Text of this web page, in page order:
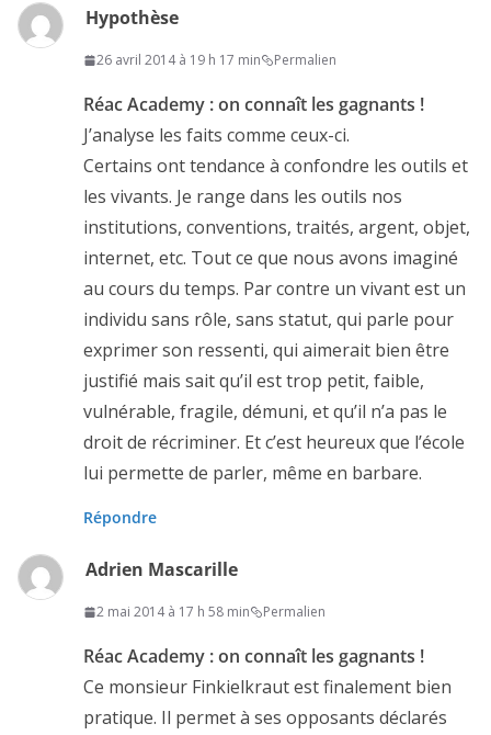
Hypothèse
26 avril 2014 à 19 h 17 min Permalien
Réac Academy : on connaît les gagnants !
J’analyse les faits comme ceux-ci.
Certains ont tendance à confondre les outils et
les vivants. Je range dans les outils nos
institutions, conventions, traités, argent, objet,
internet, etc. Tout ce que nous avons imaginé
au cours du temps. Par contre un vivant est un
individu sans rôle, sans statut, qui parle pour
exprimer son ressenti, qui aimerait bien être
justifié mais sait qu’il est trop petit, faible,
vulnérable, fragile, démuni, et qu’il n’a pas le
droit de récriminer. Et c’est heureux que l’école
lui permette de parler, même en barbare.
Répondre
Adrien Mascarille
2 mai 2014 à 17 h 58 min Permalien
Réac Academy : on connaît les gagnants !
Ce monsieur Finkielkraut est finalement bien
pratique. Il permet à ses opposants déclarés